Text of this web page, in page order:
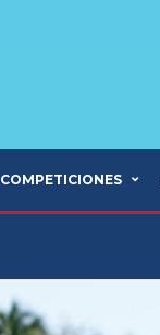
COMPETICIONES